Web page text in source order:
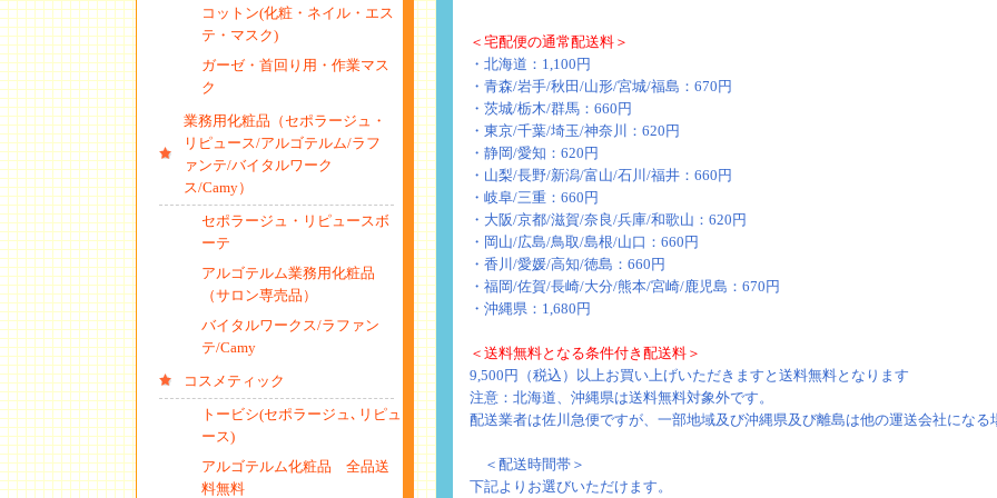
＜宅配便の通常配送料＞
・北海道：1,100円
・青森/岩手/秋田/山形/宮城/福島：670円
・茨城/栃木/群馬：660円
・東京/千葉/埼玉/神奈川：620円
・静岡/愛知：620円
・山梨/長野/新潟/富山/石川/福井：660円
・岐阜/三重：660円
・大阪/京都/滋賀/奈良/兵庫/和歌山：620円
・岡山/広島/鳥取/島根/山口：660円
・香川/愛媛/高知/徳島：660円
・福岡/佐賀/長崎/大分/熊本/宮崎/鹿児島：670円
・沖縄県：1,680円
＜送料無料となる条件付き配送料＞
9,500円（税込）以上お買い上げいただきますと送料無料となります
注意：北海道、沖縄県は送料無料対象外です。
配送業者は佐川急便ですが、一部地域及び沖縄県及び離島は他の運送会社になる
＜配送時間帯＞
下記よりお選びいただけます。
コットン(化粧・ネイル・エス
テ・マスク)
ガーゼ・首回り用・作業マス
ク
業務用化粧品（セポラージュ・
リピュース/アルゴテルム/ラフ
ァンテ/バイタルワーク
ス/Camy）
セポラージュ・リピュースボ
ーテ
アルゴテルム業務用化粧品
（サロン専売品）
バイタルワークス/ラファン
テ/Camy
コスメティック
トービシ(セポラージュ､リピュ
ース)
アルゴテルム化粧品 全品送
料無料